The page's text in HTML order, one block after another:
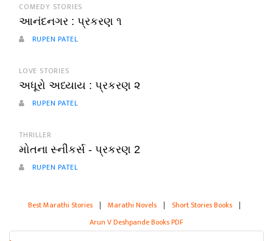
COMEDY STORIES
આનંદનગર : પ્રકરણ ૧
RUPEN PATEL
LOVE STORIES
અધૂરો અધ્યાય : પ્રકરણ ૨
RUPEN PATEL
THRILLER
મોતના સ્નીકર્સ - પ્રકરણ 2
RUPEN PATEL
Best Marathi Stories | Marathi Novels | Short Stories Books |
Arun V Deshpande Books PDF